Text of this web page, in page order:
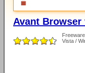
Avant Browser
Freeware
Vista /